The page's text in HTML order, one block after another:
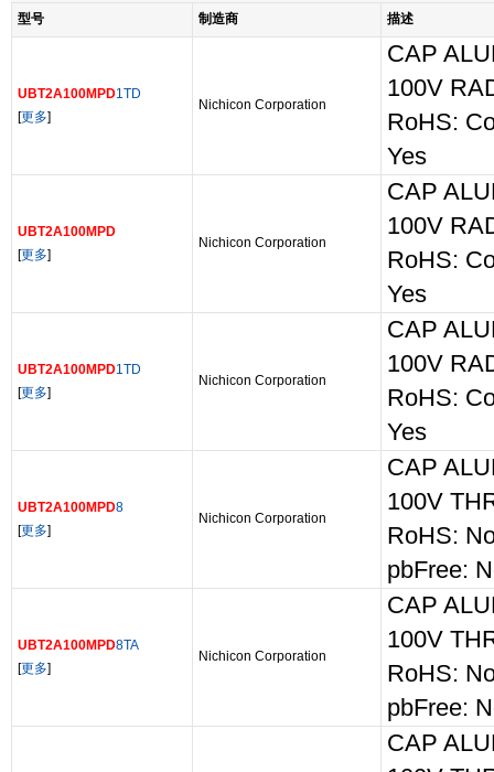
型号 制造商 描述
UBT2A100MPD1TD
[更多]
Nichicon Corporation
CAP
100V
RoHS:
Yes
UBT2A100MPD
[更多]
Nichicon Corporation
CAP
100V
RoHS:
Yes
UBT2A100MPD1TD
[更多]
Nichicon Corporation
CAP
100V
RoHS:
Yes
UBT2A100MPD8
[更多]
Nichicon Corporation
CAP
100V
RoHS:
pbFree:
UBT2A100MPD8TA
[更多]
Nichicon Corporation
CAP
100V
RoHS:
pbFree:
CAP